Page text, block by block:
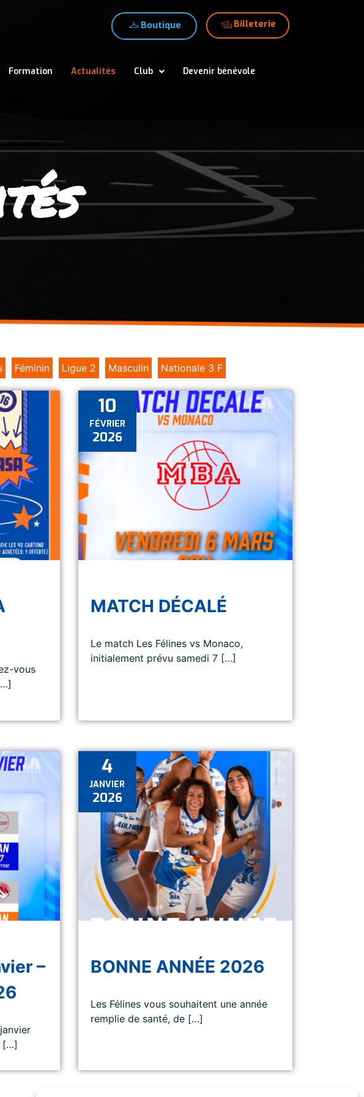
Boutique Billeterie
Formation Actualités Club Devenir bénévole
Féminin Ligue 2 Masculin Nationale 3 F
vous
10
FÉVRIER
2026
MATCH DÉCALÉ
Le match Les Félines vs Monaco,
initialement prévu samedi 7 […]
–
[…]
4
JANVIER
2026
BONNE ANNÉE 2026
Les Félines vous souhaitent une année
remplie de santé, de […]